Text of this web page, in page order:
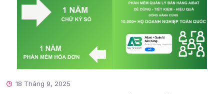
18 Tháng 9, 2025